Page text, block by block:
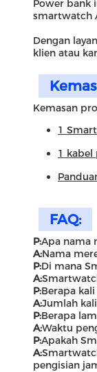
Power bank
smartwatch
Dengan
klien atau
Kemasan
1
1 kabel
FAQ:
P:Apa nama
A:Nama
P:Di mana
A:
P:Berapa
A:Jumlah
P:Berapa
A:Waktu
P:Apakah
A:
pengisian